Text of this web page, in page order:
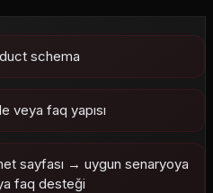
schema
veya faq yapısı
sayfası → uygun senaryoya
faq desteği